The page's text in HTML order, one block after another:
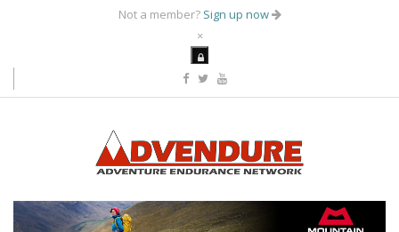
Not a member? Sign up now
×